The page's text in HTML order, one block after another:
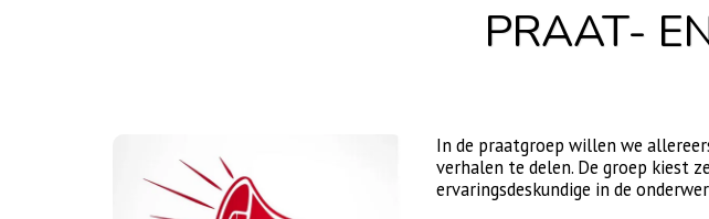
PRAAT-
In de praatgroep willen we
verhalen te delen. De groep kiest
ervaringsdeskundige in de